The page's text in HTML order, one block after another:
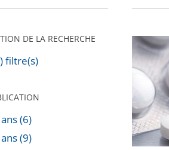
DE LA RECHERCHE
filtre(s)
(6)
(9)
Doses
tests
de
au